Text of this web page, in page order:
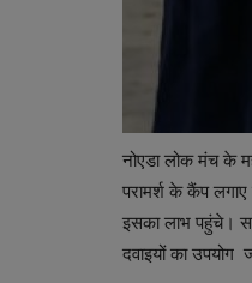
नोएडा लोक मंच के
परामर्श के कैंप
इसका लाभ पहुंचे।
दवाइयों का उपयोग